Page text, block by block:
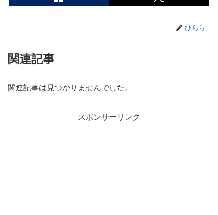
ひらら
関連記事
関連記事は見つかりませんでした。
スポンサーリンク